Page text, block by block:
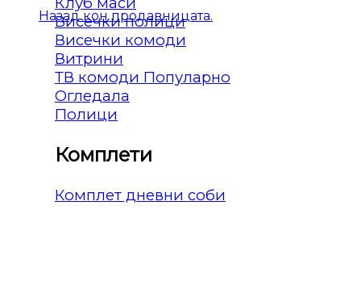
Назад кон продавницата.
Висечки полици
Висечки комоди
Витрини
ТВ комоди
Огледала
Полици
Комплети
Комплет дневни соби